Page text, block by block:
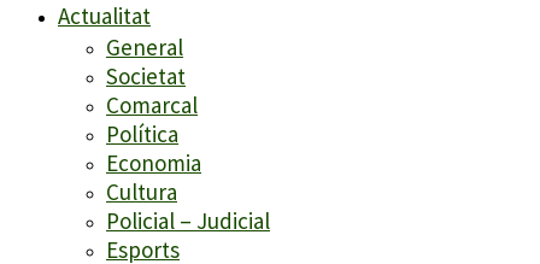
Actualitat
General
Societat
Comarcal
Política
Economia
Cultura
Policial – Judicial
Esports